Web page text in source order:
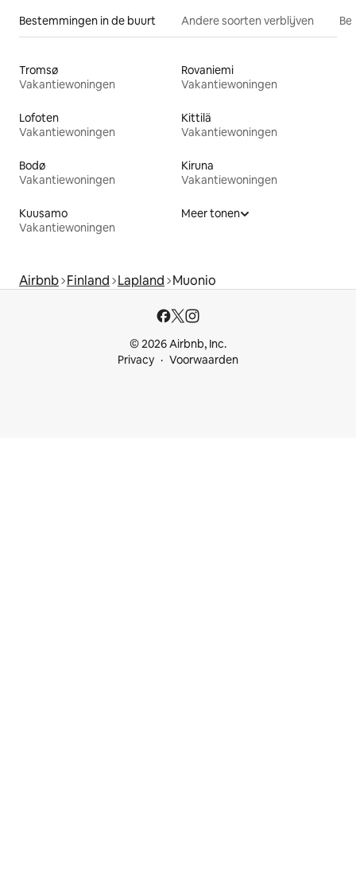
Bestemmingen in de buurt Andere soorten verblijven
Tromsø
Vakantiewoningen
Rovaniemi
Vakantiewoningen
Lofoten
Vakantiewoningen
Kittilä
Vakantiewoningen
Bodø
Vakantiewoningen
Kiruna
Vakantiewoningen
Kuusamo
Vakantiewoningen
Meer tonen
Airbnb Finland Lapland Muonio
© 2026 Airbnb, Inc.
Privacy
Voorwaarden